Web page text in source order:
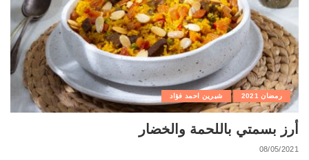
رمضان 2021 شيرين احمد فؤاد
أرز بسمتي باللحمة والخضار
08/05/2021